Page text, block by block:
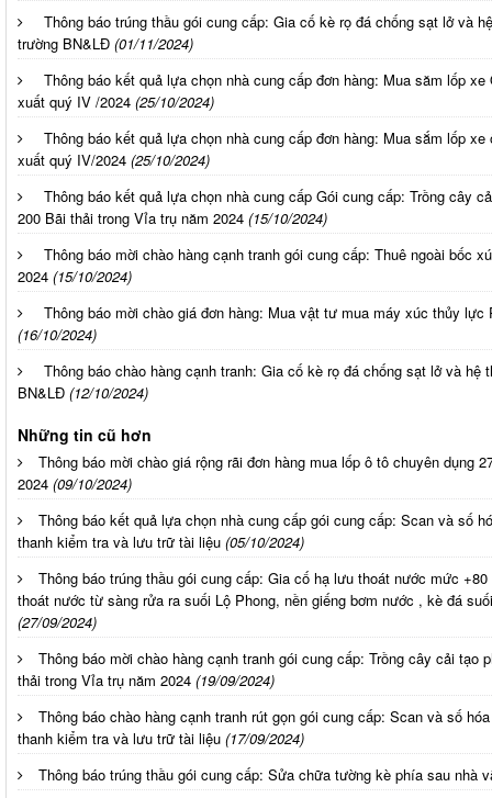
Thông báo trúng thầu gói cung cấp: Gia cố kè rọ đá chống sạt lở và
trường BN&LĐ (01/11/2024)
Thông báo kết quả lựa chọn nhà cung cấp đơn hàng: Mua săm lốp
xuất quý IV /2024 (25/10/2024)
Thông báo kết quả lựa chọn nhà cung cấp đơn hàng: Mua sắm lốp
xuất quý IV/2024 (25/10/2024)
Thông báo kết quả lựa chọn nhà cung cấp Gói cung cấp: Trồng cây
200 Bãi thải trong Vỉa trụ năm 2024 (15/10/2024)
Thông báo mời chào hàng cạnh tranh gói cung cấp: Thuê ngoài bốc
2024 (15/10/2024)
Thông báo mời chào giá đơn hàng: Mua vật tư mua máy xúc thủy lực
(16/10/2024)
Thông báo chào hàng cạnh tranh: Gia cố kè rọ đá chống sạt lở và
BN&LĐ (12/10/2024)
Những tin cũ hơn
Thông báo mời chào giá rộng rãi đơn hàng mua lốp ô tô chuyên dụng
2024 (09/10/2024)
Thông báo kết quả lựa chọn nhà cung cấp gói cung cấp: Scan và số
thanh kiểm tra và lưu trữ tài liệu (05/10/2024)
Thông báo trúng thầu gói cung cấp: Gia cố hạ lưu thoát nước mức
thoát nước từ sàng rửa ra suối Lộ Phong, nền giếng bơm nước , kè đá
(27/09/2024)
Thông báo mời chào hàng cạnh tranh gói cung cấp: Trồng cây cải tạo
thải trong Vỉa trụ năm 2024 (19/09/2024)
Thông báo chào hàng cạnh tranh rút gọn gói cung cấp: Scan và số
thanh kiểm tra và lưu trữ tài liệu (17/09/2024)
Thông báo trúng thầu gói cung cấp: Sửa chữa tường kè phía sau nhà